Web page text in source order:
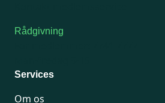
Rådgivning
Services
Om os